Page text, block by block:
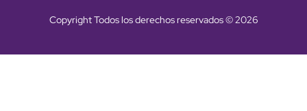
Copyright Todos los derechos reservados © 2026